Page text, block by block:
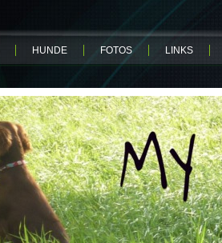
HUNDE FOTOS LINKS